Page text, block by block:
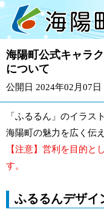
海陽町公式キャラ
について
公開日 2024年02月07日
「ふるるん」のイラス
海陽町の魅力を広く伝
【注意】営利を目的と
す。
ふるるんデザイ